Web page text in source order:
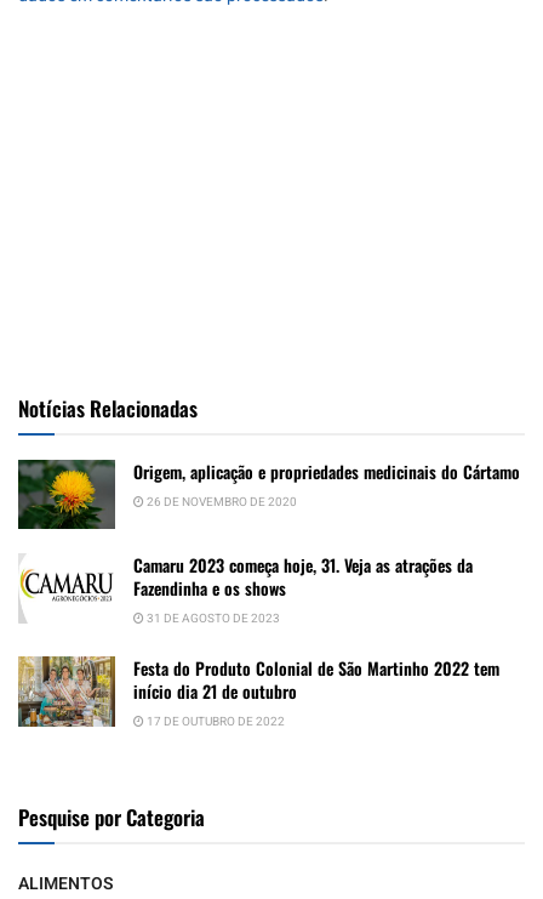
Notícias Relacionadas
Origem, aplicação e propriedades medicinais do Cártamo
26 DE NOVEMBRO DE 2020
Camaru 2023 começa hoje, 31. Veja as atrações da
Fazendinha e os shows
31 DE AGOSTO DE 2023
Festa do Produto Colonial de São Martinho 2022 tem
início dia 21 de outubro
17 DE OUTUBRO DE 2022
Pesquise por Categoria
ALIMENTOS